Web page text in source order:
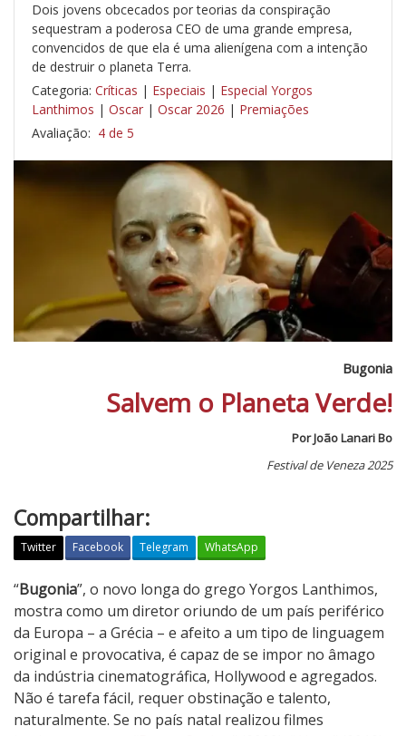
Dois jovens obcecados por teorias da conspiração
sequestram a poderosa CEO de uma grande empresa,
convencidos de que ela é uma alienígena com a intenção
de destruir o planeta Terra.
Categoria: Críticas | Especiais | Especial Yorgos
Lanthimos | Oscar | Oscar 2026 | Premiações
Avaliação: 4 de 5
Bugonia
Salvem o Planeta Verde!
Por João Lanari Bo
Festival de Veneza 2025
Compartilhar:
Twitter Facebook Telegram WhatsApp
B
u
g
o
n
i
a
“Bugonia”, o novo longa do grego Yorgos Lanthimos,
mostra como um diretor oriundo de um país periférico
da Europa – a Grécia – e afeito a um tipo de linguagem
original e provocativa, é capaz de se impor no âmago
da indústria cinematográfica, Hollywood e agregados.
Não é tarefa fácil, requer obstinação e talento,
naturalmente. Se no país natal realizou filmes